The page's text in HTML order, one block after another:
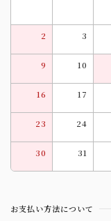
2 3
9 10
16 17
23 24
30 31
お支払い方法について